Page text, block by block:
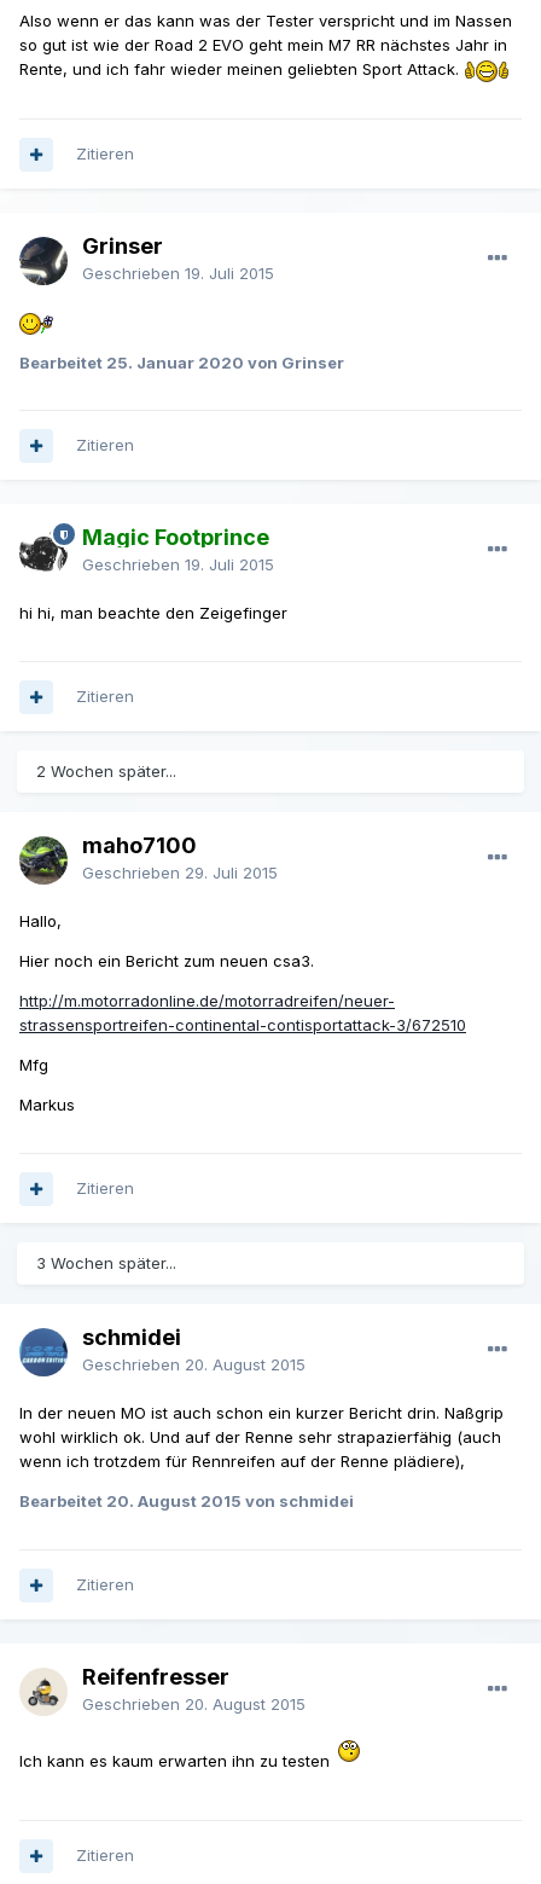
Also wenn er das kann was der Tester verspricht und im Nassen
so gut ist wie der Road 2 EVO geht mein M7 RR nächstes Jahr in
Rente, und ich fahr wieder meinen geliebten Sport Attack.
Zitieren
Grinser
Geschrieben 19. Juli 2015
Bearbeitet 25. Januar 2020 von Grinser
Zitieren
Magic Footprince
Geschrieben 19. Juli 2015
hi hi, man beachte den Zeigefinger
Zitieren
2 Wochen später...
maho7100
Geschrieben 29. Juli 2015
Hallo,
Hier noch ein Bericht zum neuen csa3.
http://m.motorradonline.de/motorradreifen/neuer-
strassensportreifen-continental-contisportattack-3/672510
Mfg
Markus
Zitieren
3 Wochen später...
schmidei
Geschrieben 20. August 2015
In der neuen MO ist auch schon ein kurzer Bericht drin. Naßgrip
wohl wirklich ok. Und auf der Renne sehr strapazierfähig (auch
wenn ich trotzdem für Rennreifen auf der Renne plädiere),
Bearbeitet 20. August 2015 von schmidei
Zitieren
Reifenfresser
Geschrieben 20. August 2015
Ich kann es kaum erwarten ihn zu testen
Zitieren